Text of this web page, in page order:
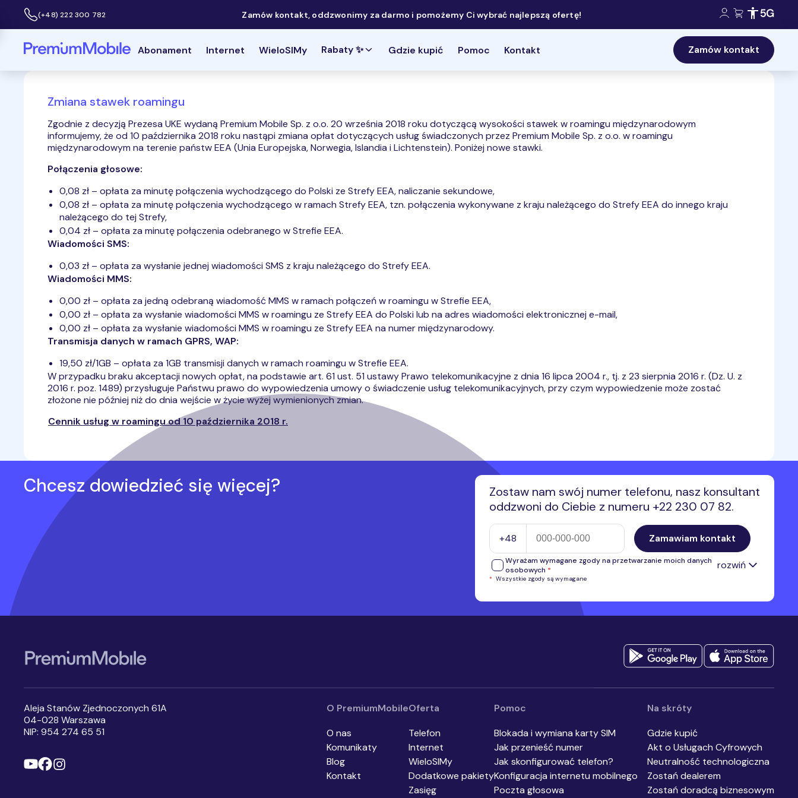
Infolinia:
(+48) 222 300 782 Zamów kontakt, oddzwonimy za darmo i pomożemy Ci wybrać najlepszą ofertę! Konto klienta:
Koszyk:Zasięg
Powróć do strony głównej Abonament Internet WieloSIMy Rabaty ✨ Gdzie kupić Pomoc Kontakt Zamów kontakt
Zmiana stawek roamingu
Zgodnie z decyzją Prezesa UKE wydaną Premium Mobile Sp. z o.o. 20 września 2018 roku dotyczącą wysokości stawek w roamingu międzynarodowym
informujemy, że od 10 października 2018 roku nastąpi zmiana opłat dotyczących usług świadczonych przez Premium Mobile Sp. z o.o. w roamingu
międzynarodowym na terenie państw EEA (Unia Europejska, Norwegia, Islandia i Lichtenstein). Poniżej nowe stawki.
Połączenia głosowe:
0,08 zł – opłata za minutę połączenia wychodzącego do Polski ze Strefy EEA, naliczanie sekundowe,
0,08 zł – opłata za minutę połączenia wychodzącego w ramach Strefy EEA, tzn. połączenia wykonywane z kraju należącego do Strefy EEA do innego kraju
należącego do tej Strefy,
0,04 zł – opłata za minutę połączenia odebranego w Strefie EEA.
Wiadomości SMS:
0,03 zł – opłata za wysłanie jednej wiadomości SMS z kraju należącego do Strefy EEA.
Wiadomości MMS:
0,00 zł – opłata za jedną odebraną wiadomość MMS w ramach połączeń w roamingu w Strefie EEA,
0,00 zł – opłata za wysłanie wiadomości MMS w roamingu ze Strefy EEA do Polski lub na adres wiadomości elektronicznej e-mail,
0,00 zł – opłata za wysłanie wiadomości MMS w roamingu ze Strefy EEA na numer międzynarodowy.
Transmisja danych w ramach GPRS, WAP:
19,50 zł/1GB – opłata za 1GB transmisji danych w ramach roamingu w Strefie EEA.
W przypadku braku akceptacji nowych opłat, na podstawie art. 61 ust. 51 ustawy Prawo telekomunikacyjne z dnia 16 lipca 2004 r., tj. z 23 sierpnia 2016 r. (Dz. U. z
2016 r. poz. 1489) przysługuje Państwu prawo do wypowiedzenia umowy o świadczenie usług telekomunikacyjnych, przy czym wypowiedzenie może zostać
złożone nie później niż do dnia wejście w życie wyżej wymienionych zmian.
Cennik usług w roamingu od 10 października 2018 r.
Chcesz dowiedzieć się więcej?
Zostaw nam swój numer telefonu, nasz konsultant
oddzwoni do Ciebie z numeru +22 230 07 82.
Numer telefonu
+48 Zamawiam kontakt
Wyrażam wymagane zgody na przetwarzanie moich danych
osobowych * rozwiń
Wyrażam zgodę na przetwarzanie przez Premium Mobile Sp. z o.o. numeru
informacje na temat przetwarzania danych osobowych.
automatycznych systemów wywołujących lub telekomunikacyjnych
urządzeń końcowych, w szczególności w ramach korzystania z usług
komunikacji interpersonalnej, z wykorzystaniem telefonu, SMS, MMS.*
* Wszystkie zgody są wymagane
Aleja Stanów Zjednoczonych 61A
04-028 Warszawa
NIP: 954 274 65 51
O PremiumMobile
O nas
Komunikaty
Blog
Kontakt
Oferta
Telefon
Internet
WieloSIMy
Dodatkowe pakiety
Zasięg
Pomoc
Blokada i wymiana karty SIM
Jak przenieść numer
Jak skonfigurować telefon?
Konfiguracja internetu mobilnego
Poczta głosowa
Na skróty
Gdzie kupić
Akt o Usługach Cyfrowych
Neutralność technologiczna
Zostań dealerem
Zostań doradcą biznesowym